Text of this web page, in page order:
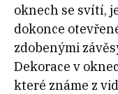
oknech se svítí,
dokonce
zdobenými
Dekorace v
které známe z